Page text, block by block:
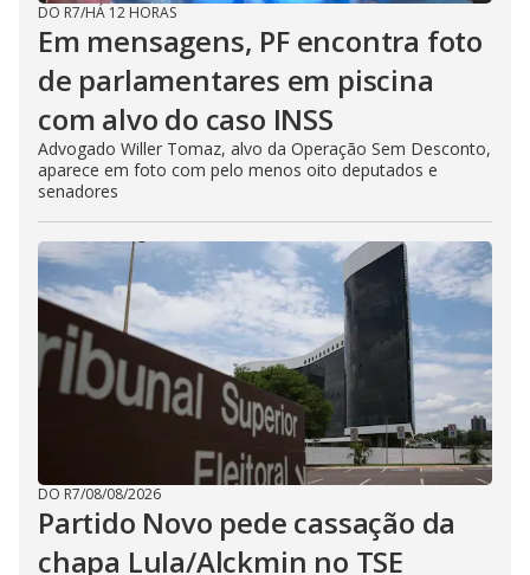
DO R7/HÁ 12 HORAS
Em mensagens, PF encontra foto
de parlamentares em piscina
com alvo do caso INSS
Advogado Willer Tomaz, alvo da Operação Sem Desconto,
aparece em foto com pelo menos oito deputados e
senadores
DO R7/08/08/2026
Partido Novo pede cassação da
chapa Lula/Alckmin no TSE